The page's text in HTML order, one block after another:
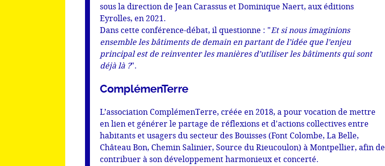
sous la direction de Jean Carassus et Dominique Naert, aux éditions
Eyrolles, en 2021.
Dans cette conférence-débat, il questionne : "Et si nous imaginions
ensemble les bâtiments de demain en partant de l’idée que l’enjeu
principal est de reinventer les manières d’utiliser les bâtiments qui sont
déjà là ?".
ComplémenTerre
L’association ComplémenTerre, créée en 2018, a pour vocation de mettre
en lien et générer le partage de réflexions et d'actions collectives entre
habitants et usagers du secteur des Bouisses (Font Colombe, La Belle,
Château Bon, Chemin Salinier, Source du Rieucoulon) à Montpellier, afin de
contribuer à son développement harmonieux et concerté.